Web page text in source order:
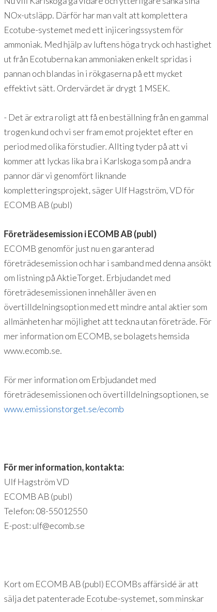
NOx-utsläpp. Därför har man valt att komplettera
Ecotube-systemet med ett injiceringssystem för
ammoniak. Med hjälp av luftens höga tryck och hastighet
ut från Ecotuberna kan ammoniaken enkelt spridas i
pannan och blandas in i rökgaserna på ett mycket
effektivt sätt. Ordervärdet är drygt 1 MSEK.
- Det är extra roligt att få en beställning från en gammal
trogen kund och vi ser fram emot projektet efter en
period med olika förstudier. Allting tyder på att vi
kommer att lyckas lika bra i Karlskoga som på andra
pannor där vi genomfört liknande
kompletteringsprojekt, säger Ulf Hagström, VD för
ECOMB AB (publ)
Företrädesemission i ECOMB AB (publ)
ECOMB genomför just nu en garanterad
företrädesemission och har i samband med denna ansökt
om listning på AktieTorget. Erbjudandet med
företrädesemissionen innehåller även en
övertilldelningsoption med ett mindre antal aktier som
allmänheten har möjlighet att teckna utan företräde. För
mer information om ECOMB, se bolagets hemsida
www.ecomb.se.
För mer information om Erbjudandet med
företrädesemissionen och övertilldelningsoptionen, se
www.emissionstorget.se/ecomb
För mer information, kontakta:
Ulf Hagström VD
ECOMB AB (publ)
Telefon: 08-55012550
E-post: ulf@ecomb.se
Kort om ECOMB AB (publ) ECOMBs affärsidé är att
sälja det patenterade Ecotube-systemet, som minskar